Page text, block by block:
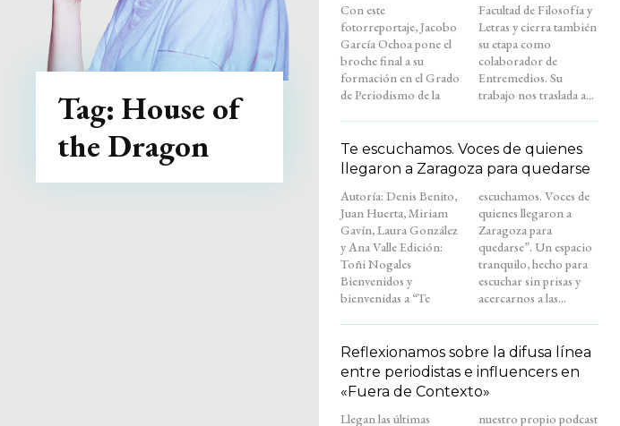
Tag: House of
the Dragon
Con este
fotorreportaje, Jacobo
García Ochoa pone el
broche final a su
formación en el Grado
de Periodismo de la
Facultad de Filosofía y
Letras y cierra también
su etapa como
colaborador de
Entremedios. Su
trabajo nos traslada a...
Te escuchamos. Voces de quienes
llegaron a Zaragoza para quedarse
Autoría: Denis Benito,
Juan Huerta, Miriam
Gavín, Laura González
y Ana Valle Edición:
Toñi Nogales
Bienvenidos y
bienvenidas a “Te
escuchamos. Voces de
quienes llegaron a
Zaragoza para
quedarse”. Un espacio
tranquilo, hecho para
escuchar sin prisas y
acercarnos a las...
Reflexionamos sobre la difusa línea
entre periodistas e influencers en
«Fuera de Contexto»
Llegan las últimas
nuestro propio podcast